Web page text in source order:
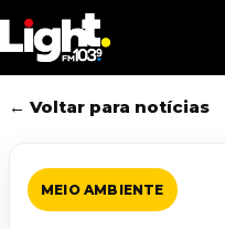
to
main
content
← Voltar para notícias
MEIO AMBIENTE